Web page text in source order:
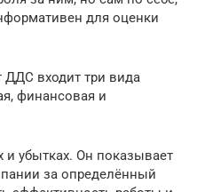
для оценки
ДДС входит три вида
финансовая и
убытках. Он показывает
за определённый